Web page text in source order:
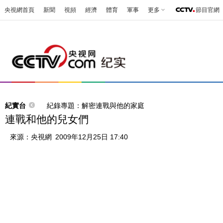
央視網首頁 新聞 視頻 經濟 體育 軍事 更多 節目官網
紀實台 紀錄專題：解密連戰與他的家庭
連戰和他的兒女們
來源： 央視網 2009年12月25日 17:40